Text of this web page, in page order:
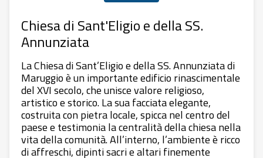
Chiesa di Sant'Eligio e della SS.
Annunziata
La Chiesa di Sant’Eligio e della SS. Annunziata di
Maruggio è un importante edificio rinascimentale
del XVI secolo, che unisce valore religioso,
artistico e storico. La sua facciata elegante,
costruita con pietra locale, spicca nel centro del
paese e testimonia la centralità della chiesa nella
vita della comunità. All’interno, l’ambiente è ricco
di affreschi, dipinti sacri e altari finemente